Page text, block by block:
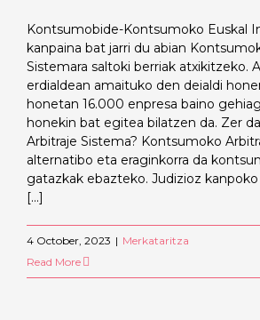
Kontsumobide-Kontsumoko Euskal
kanpaina bat jarri du abian
Sistemara saltoki berriak atxikitzeko.
erdialdean amaituko den deialdi
honetan 16.000 enpresa baino
honekin bat egitea bilatzen da. Zer
Arbitraje Sistema? Kontsumoko
alternatibo eta eraginkorra da
gatazkak ebazteko. Judizioz
[...]
4 October, 2023 | Merkataritza
Read More